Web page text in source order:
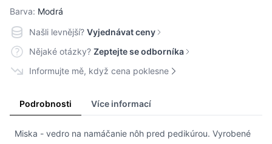
Barva: Modrá
Našli levnější? Vyjednávat ceny
Nějaké otázky? Zeptejte se odborníka
Informujte mě, když cena poklesne
Podrobnosti Více informací
Miska - vedro na namáčanie nôh pred pedikúrou. Vyrobené